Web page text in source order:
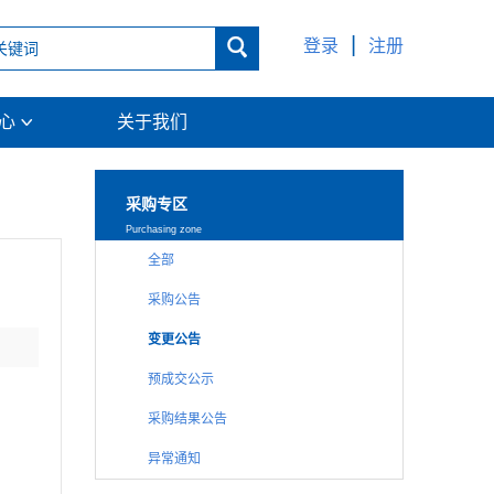
登录 注册

 关于我们
采购专区
Purchasing zone
全部
采购公告
变更公告
预成交公示
采购结果公告
异常通知